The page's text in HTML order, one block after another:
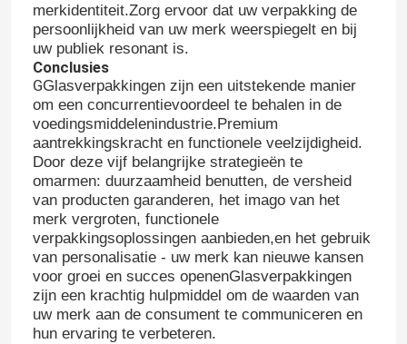
merkidentiteit.Zorg ervoor dat uw verpakking de
persoonlijkheid van uw merk weerspiegelt en bij
uw publiek resonant is.
Conclusies
GGlasverpakkingen zijn een uitstekende manier
om een concurrentievoordeel te behalen in de
voedingsmiddelenindustrie.Premium
aantrekkingskracht en functionele veelzijdigheid.
Door deze vijf belangrijke strategieën te
omarmen: duurzaamheid benutten, de versheid
van producten garanderen, het imago van het
merk vergroten, functionele
verpakkingsoplossingen aanbieden,en het gebruik
van personalisatie - uw merk kan nieuwe kansen
voor groei en succes openenGlasverpakkingen
zijn een krachtig hulpmiddel om de waarden van
uw merk aan de consument te communiceren en
hun ervaring te verbeteren.